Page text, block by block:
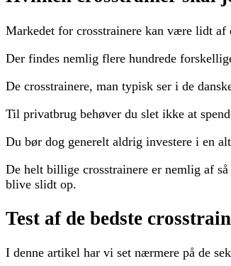
Markedet for crosstrainere kan være lidt
Der findes nemlig flere hundrede
De crosstrainere, man typisk ser i de
Til privatbrug behøver du slet ikke at
Du bør dog generelt aldrig investere i en
De helt billige crosstrainere er nemlig af
blive slidt op.
Test af de bedste
I denne artikel har vi set nærmere på de